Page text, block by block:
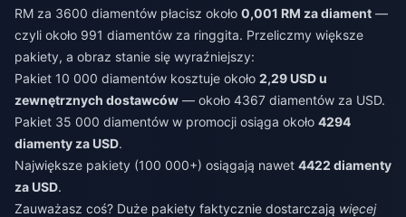
RM za 3600 diamentów płacisz około 0,001 RM za diament —
czyli około 991 diamentów za ringgita. Przeliczmy większe
pakiety, a obraz stanie się wyraźniejszy:
Pakiet 10 000 diamentów kosztuje około 2,29 USD u
zewnętrznych dostawców — około 4367 diamentów za USD.
Pakiet 35 000 diamentów w promocji osiąga około 4294
diamenty za USD.
Największe pakiety (100 000+) osiągają nawet 4422 diamenty
za USD.
Zauważasz coś? Duże pakiety faktycznie dostarczają więcej